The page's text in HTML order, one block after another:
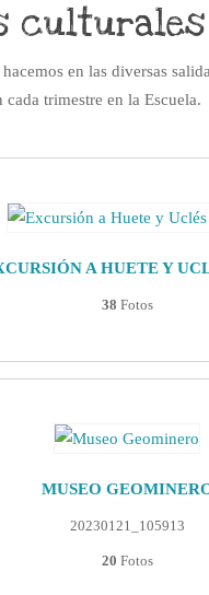
culturales
en las diversas
cada trimestre en la Escuela.
A HUETE Y
38 Fotos
MUSEO
20230121_105913
20 Fotos